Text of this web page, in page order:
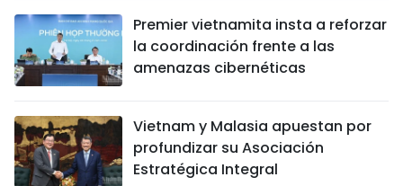
Premier vietnamita insta a reforzar
la coordinación frente a las
amenazas cibernéticas
Vietnam y Malasia apuestan por
profundizar su Asociación
Estratégica Integral